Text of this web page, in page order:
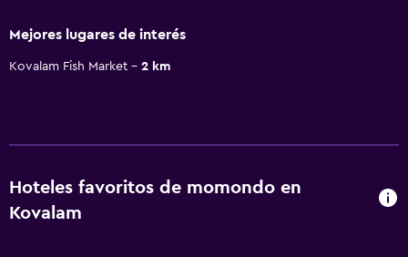
Mejores lugares de interés
Kovalam Fish Market 2 km
Hoteles favoritos de momondo en
Kovalam